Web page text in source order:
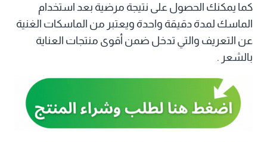
كما يمكنك الحصول على نتيجة مرضية بعد استخدام
الماسك لمدة دقيقة واحدة ويعتبر من الماسكات الغنية
عن التعريف والتي تدخل ضمن أقوى منتجات العناية
بالشعر .